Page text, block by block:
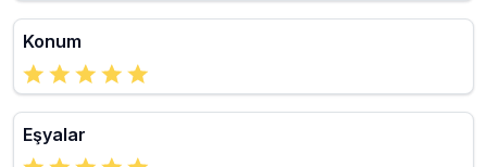
Konum
Eşyalar